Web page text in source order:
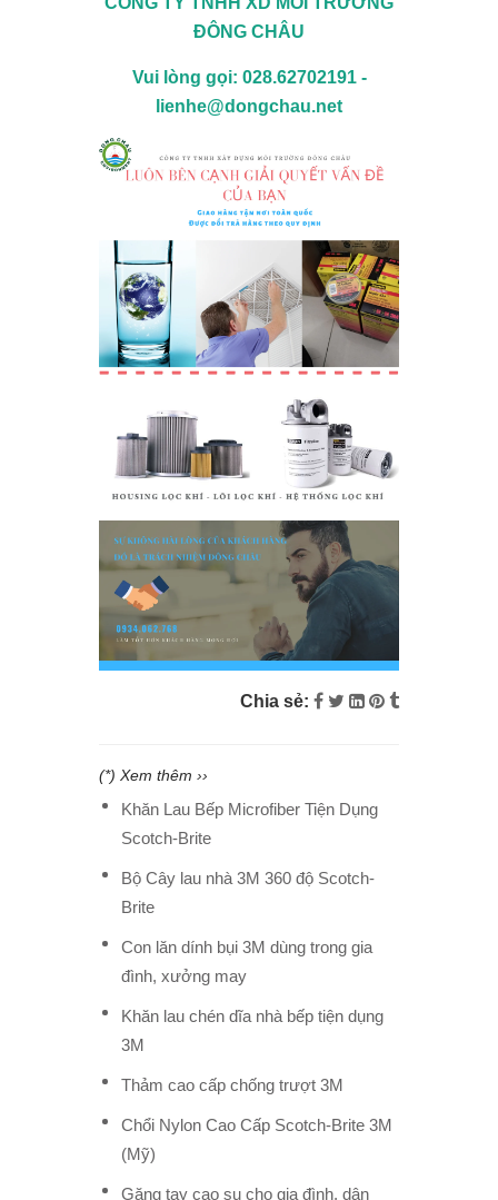
ĐÔNG CHÂU
Vui lòng gọi: 028.62702191 -
lienhe@dongchau.net
Chia sẻ:
(*) Xem thêm ››
Khăn Lau Bếp Microfiber Tiện Dụng
Scotch-Brite
Bộ Cây lau nhà 3M 360 độ Scotch-
Brite
Con lăn dính bụi 3M dùng trong gia
đình, xưởng may
Khăn lau chén dĩa nhà bếp tiện dụng
3M
Thảm cao cấp chống trượt 3M
Chổi Nylon Cao Cấp Scotch-Brite 3M
(Mỹ)
Găng tay cao su cho gia đình, dân